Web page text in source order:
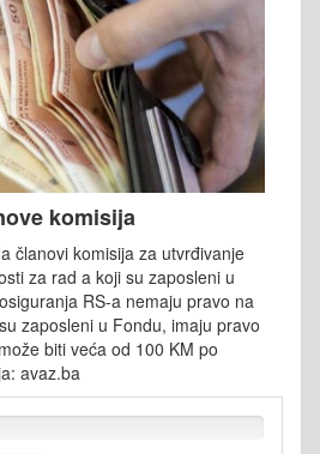
komisija
članovi komisija za utvrđivanje
za rad a koji su zaposleni u
RS-a nemaju pravo na
zaposleni u Fondu, imaju pravo
biti veća od 100 KM po
avaz.ba